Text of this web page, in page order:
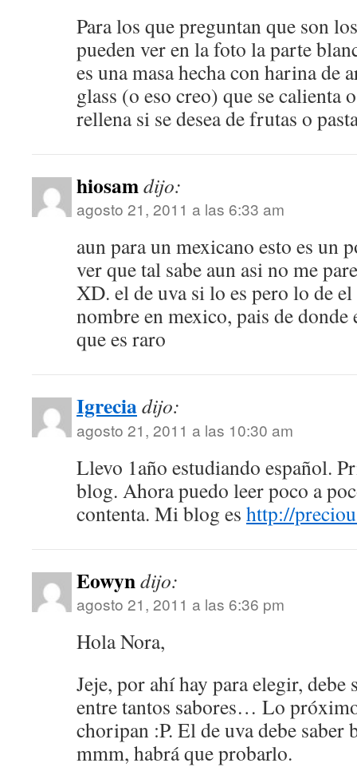
Para los que preguntan que son
pueden ver en la foto la parte
es una masa hecha con harina de
glass (o eso creo) que se calienta
rellena si se desea de frutas o
hiosamdijo:
agosto 21, 2011 a las 6:33 am
aun para un mexicano esto es un
ver que tal sabe aun asi no me
XD. el de uva si lo es pero lo de
nombre en mexico, pais de
que es raro
Igreciadijo:
agosto 21, 2011 a las 10:30 am
Llevo 1año estudiando español.
blog. Ahora puedo leer poco a
contenta. Mi blog es http://
Eowyndijo:
agosto 21, 2011 a las 6:36 pm
Hola Nora,
Jeje, por ahí hay para elegir, debe
entre tantos sabores… Lo
choripan :P. El de uva debe saber
mmm, habrá que probarlo.